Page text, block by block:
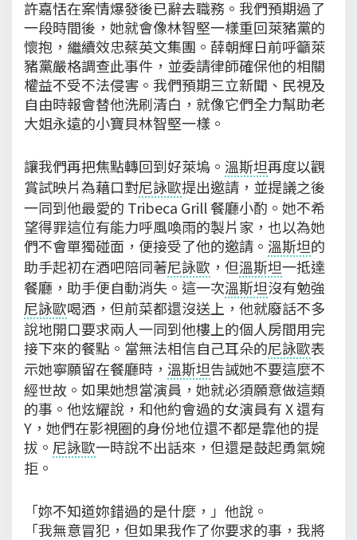
許嘉恬在案情爆發後已辭去職務。我們預期過了
一段時間後，她就會像林智堅一樣重回萊豬黨的
懷抱，繼續效忠蔡英文集團。薛朝輝日前呼籲萊
豬黨嚴格調查此事件，並委請律師確保他的相關
權益不受不法侵害。我們預期三立新聞、民視及
自由時報會替他洗刷清白，就像它們全力幫助老
大姐永遠的小寶貝林智堅一樣。
讓我們再把焦點轉回到好萊塢。 溫斯坦再度以觀
賞試映片為藉口對尼詠歐提出邀請，並提議之後
一同到他最愛的 Tribeca Grill 餐廳小酌。她不希
望得罪這位有能力呼風喚雨的製片家，也以為她
們不會單獨碰面，便接受了他的邀請。 溫斯坦的
助手起初在酒吧陪同著尼詠歐 ，但溫斯坦一抵達
餐廳，助手便自動消失。這一次溫斯坦沒有勉強
尼詠歐喝酒，但前菜都還沒送上，他就廢話不多
說地開口要求兩人一同到他樓上的個人房間用完
接下來的餐點。當無法相信自己耳朵的尼詠歐表
示她寧願留在餐廳時， 溫斯坦告誡她不要這麼不
經世故。如果她想當演員，她就必須願意做這類
的事。他炫耀說，和他約會過的女演員有 X 還有
Y，她們在影視圈的身份地位還不都是靠他的提
拔。 尼詠歐一時說不出話來，但還是鼓起勇氣婉
拒。
「妳不知道妳錯過的是什麼，」他說。
「我無意冒犯，但如果我作了你要求的事，我將